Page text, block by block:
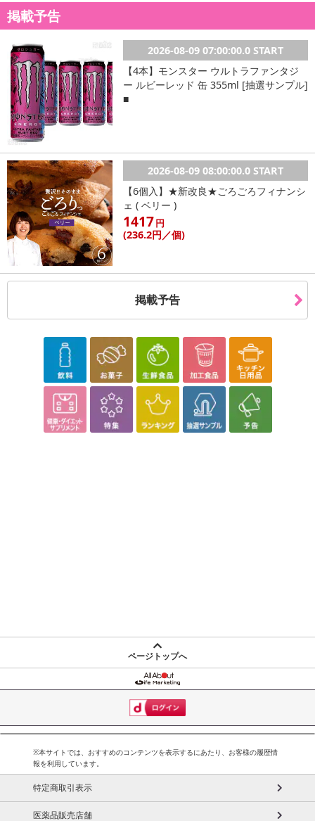
掲載予告
2026-08-09 07:00:00.0 START
【4本】モンスター ウルトラファンタジ
ー ルビーレッド 缶 355ml [抽選サンプル]
■
2026-08-09 08:00:00.0 START
【6個入】★新改良★ごろごろフィナンシ
ェ ( ベリー )
1417円
(236.2円／個)
掲載予告
ページトップへ
※本サイトでは、おすすめのコンテンツを表示するにあたり、お客様の履歴情
報を利用しています。
特定商取引表示
医薬品販売店舗